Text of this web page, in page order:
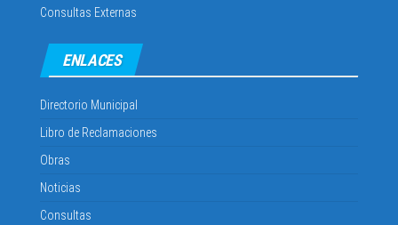
Consultas Externas
ENLACES
Directorio Municipal
Libro de Reclamaciones
Obras
Noticias
Consultas